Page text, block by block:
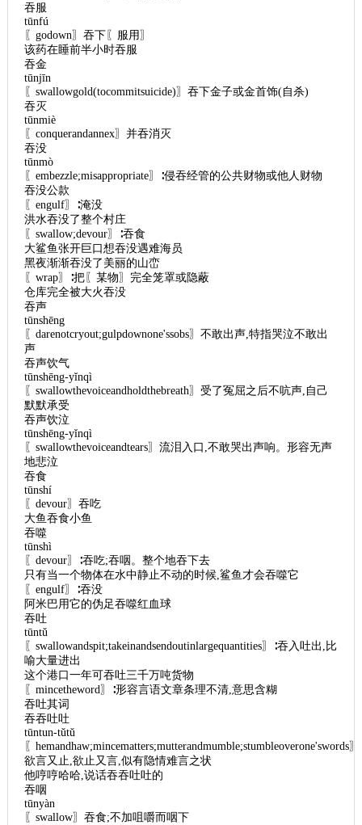
吞服
tūnfú
〖godown〗吞下〖服用〗
该药在睡前半小时吞服
吞金
tūnjīn
〖swallowgold(tocommitsuicide)〗吞下金子或金首饰(自杀)
吞灭
tūnmiè
〖conquerandannex〗并吞消灭
吞没
tūnmò
〖embezzle;misappropriate〗∶侵吞经管的公共财物或他人财物
吞没公款
〖engulf〗∶淹没
洪水吞没了整个村庄
〖swallow;devour〗∶吞食
大鲨鱼张开巨口想吞没遇难海员
黑夜渐渐吞没了美丽的山峦
〖wrap〗∶把〖某物〗完全笼罩或隐蔽
仓库完全被大火吞没
吞声
tūnshēng
〖darenotcryout;gulpdownone'ssobs〗不敢出声,特指哭泣不敢出
声
吞声饮气
tūnshēng-yǐnqì
〖swallowthevoiceandholdthebreath〗受了冤屈之后不吭声,自己
默默承受
吞声饮泣
tūnshēng-yǐnqì
〖swallowthevoiceandtears〗流泪入口,不敢哭出声响。形容无声
地悲泣
吞食
tūnshí
〖devour〗吞吃
大鱼吞食小鱼
吞噬
tūnshì
〖devour〗∶吞吃;吞咽。整个地吞下去
只有当一个物体在水中静止不动的时候,鲨鱼才会吞噬它
〖engulf〗∶吞没
阿米巴用它的伪足吞噬红血球
吞吐
tūntǔ
〖swallowandspit;takeinandsendoutinlargequantities〗∶吞入吐出,比
喻大量进出
这个港口一年可吞吐三千万吨货物
〖mincetheword〗∶形容言语文章条理不清,意思含糊
吞吐其词
吞吞吐吐
tūntun-tǔtǔ
〖hemandhaw;mincematters;mutterandmumble;stumbleoverone'swords〗
欲言又止,欲止又言,似有隐情难言之状
他哼哼哈哈,说话吞吞吐吐的
吞咽
tūnyàn
〖swallow〗吞食;不加咀嚼而咽下